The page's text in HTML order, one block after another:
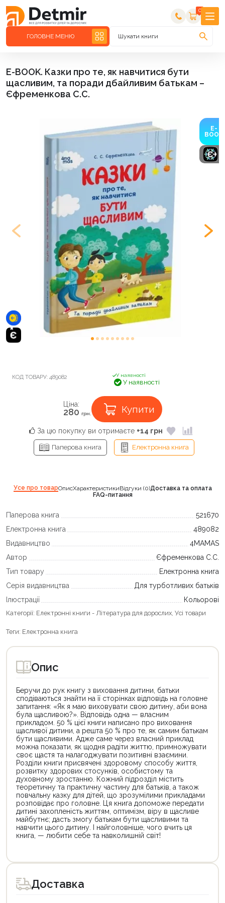
0
ГОЛОВНЕ МЕНЮ Шукати книги
E-BOOK. Казки про те, як навчитися бути
щасливим, та поради дбайливим батькам –
Єфременкова С.С.
E-
BOOK
КОД ТОВАРУ: 489082 У наявності
У наявності
Ціна:
280 грн. Купити
За цю покупку ви отримаєте +14 грн
Паперова книга Електронна книга
Усе про товарОписХарактеристикиВідгуки (0)Доставка та оплата
FAQ-питання
Паперова книга
521670
Електронна книга
489082
Видавництво
4MAMAS
Автор
Єфременкова С.С.
Тип товару
Електронна книга
Серія видавництва
Для турботливих батьків
Ілюстрації
Кольорові
Категорії: Електронні книги - Література для дорослих, Усі товари
Теги: Електронна книга
Опис
Беручи до рук книгу з виховання дитини, батьки
сподіваються знайти на її сторінках відповідь на головне
запитання: «Як я маю виховувати свою дитину, аби вона
була щасливою?». Відповідь одна — власним
прикладом. 50 % цієї книги написано про виховання
щасливої дитини, а решта 50 % про те, як самим батькам
бути щасливими. Адже саме через власний приклад
можна показати, як щодня радіти життю, примножувати
своє щастя та налагоджувати позитивні взаємини.
Розділи книги присвячені здоровому способу життя,
розвитку здорових стосунків, особистому та
духовному зростанню. Кожний підрозділ містить
теоретичну та практичну частину для батьків, а також
повчальну казку для дітей, що зрозумілими прикладами
розповідає про головне. Ця книга допоможе передати
дитині захопленість життям, оптимізм, віру в щасливе
майбутнє; дасть змогу батькам бути щасливими та
навчити цього дитину. І найголовніше, чого вчить ця
книга, — любити себе та навколишній світ!
товар
для
покупки
товар
для
покупкиДоставка